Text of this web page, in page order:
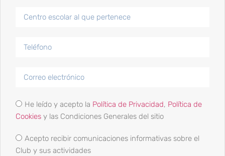
Andujar. Los atletas clasificados en categoría Alevín:
Daniela Mateos (5oo m.l.), Douaa Ahassan (2
4 de 5 y sin muchos trajes
He leído y acepto la Política de Privacidad, Política de
Cookies y las Condiciones Generales del sitio
Acepto recibir comunicaciones informativas sobre el
Club y sus actividades